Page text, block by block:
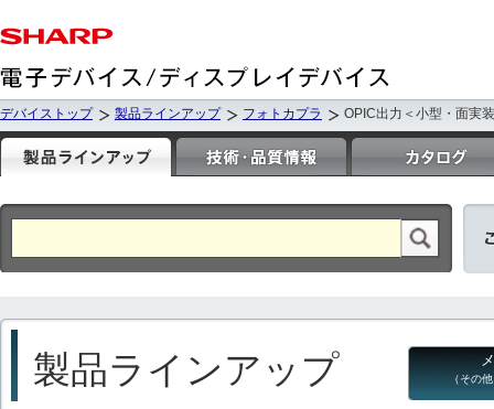
デバイストップ 製品ラインアップ フォトカプラ OPIC出力＜小型・面実
製品ラインアップ （その